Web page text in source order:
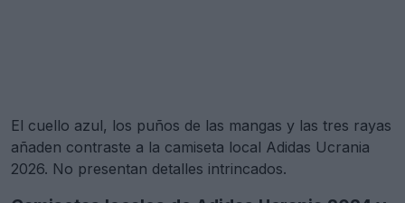
El cuello azul, los puños de las mangas y las tres rayas
añaden contraste a la camiseta local Adidas Ucrania
2026. No presentan detalles intrincados.